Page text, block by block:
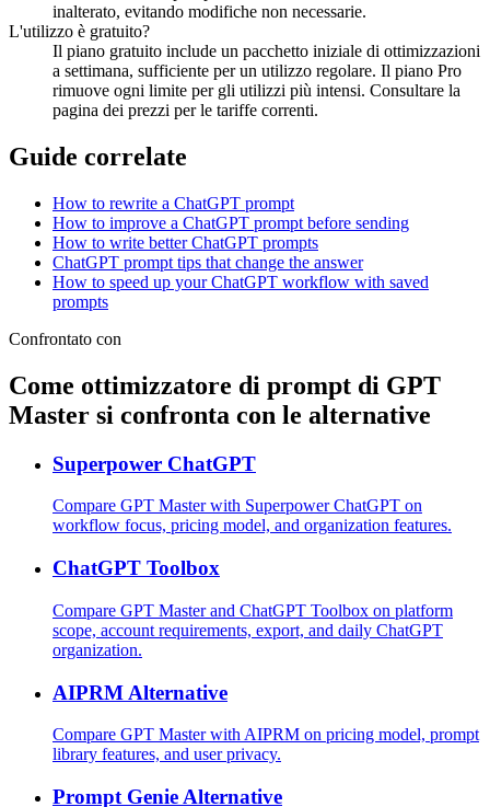
inalterato, evitando modifiche non necessarie.
L'utilizzo è gratuito?
Il piano gratuito include un pacchetto iniziale di ottimizzazioni
a settimana, sufficiente per un utilizzo regolare. Il piano Pro
rimuove ogni limite per gli utilizzi più intensi. Consultare la
pagina dei prezzi per le tariffe correnti.
Guide correlate
How to rewrite a ChatGPT prompt
How to improve a ChatGPT prompt before sending
How to write better ChatGPT prompts
ChatGPT prompt tips that change the answer
How to speed up your ChatGPT workflow with saved
prompts
Confrontato con
Come ottimizzatore di prompt di GPT
Master si confronta con le alternative
Superpower ChatGPT
Compare GPT Master with Superpower ChatGPT on
workflow focus, pricing model, and organization features.
ChatGPT Toolbox
Compare GPT Master and ChatGPT Toolbox on platform
scope, account requirements, export, and daily ChatGPT
organization.
AIPRM Alternative
Compare GPT Master with AIPRM on pricing model, prompt
library features, and user privacy.
Prompt Genie Alternative